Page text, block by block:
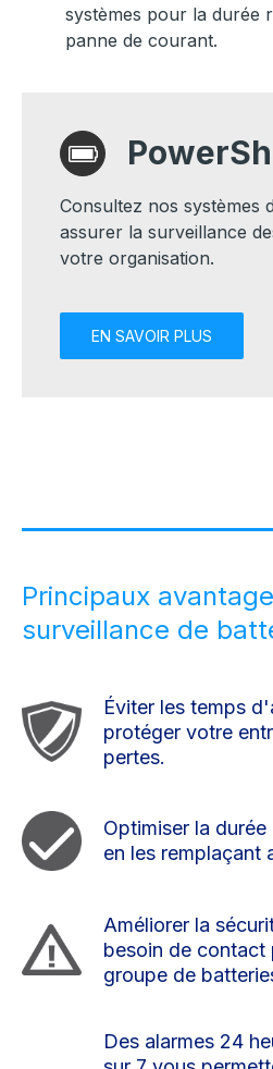
systèmes pour la durée
panne de courant.
Consultez nos systèmes
assurer la surveillance
votre organisation.
EN SAVOIR PLUS
Principaux
surveillance de
Éviter les temps
protéger votre
pertes.
Optimiser la
en les remplaçant
Améliorer la
besoin de contact
groupe de
Des alarmes 24